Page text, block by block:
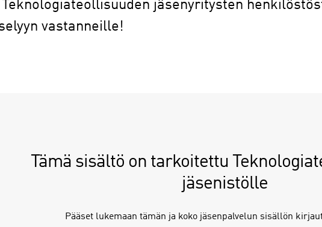
jäsenyritysten
vastanneille!
Tämä sisältö on tarkoitettu
jäsenistölle
Pääset lukemaan tämän ja koko jäsenpalvelun sisällön